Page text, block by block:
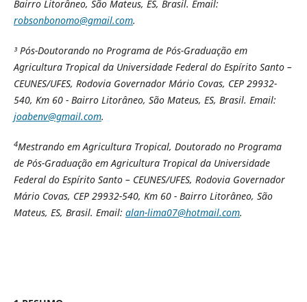
Bairro Litorâneo, São Mateus, ES, Brasil. Email:
robsonbonomo@gmail.com.
³ Pós-Doutorando no Programa de Pós-Graduação em
Agricultura Tropical da Universidade Federal do Espírito Santo –
CEUNES/UFES, Rodovia Governador Mário Covas, CEP 29932-
540, Km 60 - Bairro Litorâneo, São Mateus, ES, Brasil. Email:
joabenv@gmail.com.
4Mestrando em Agricultura Tropical, Doutorado no Programa
de Pós-Graduação em Agricultura Tropical da Universidade
Federal do Espírito Santo – CEUNES/UFES, Rodovia Governador
Mário Covas, CEP 29932-540, Km 60 - Bairro Litorâneo, São
Mateus, ES, Brasil. Email: alan-lima07@hotmail.com.